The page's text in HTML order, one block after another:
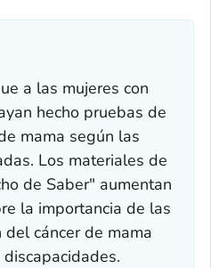
a las mujeres con
hecho pruebas de
mama según las
Los materiales de
de Saber" aumentan
la importancia de las
cáncer de mama